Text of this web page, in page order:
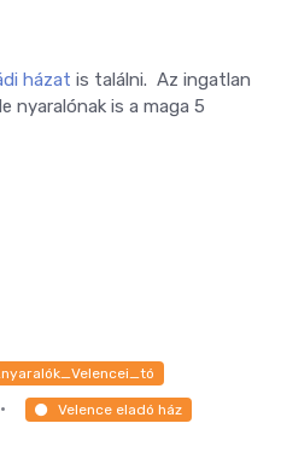
házat is találni. Az ingatlan
nyaralónak is a maga 5
Velence eladó ház